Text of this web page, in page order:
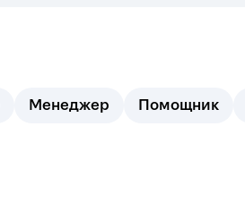
Менеджер Помощник